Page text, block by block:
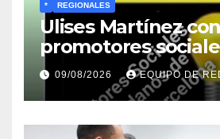
* REGIONALES
Ulises Martínez
promotores
encuentro
lunes en Barcelona en
de los apagones y
servicios
09/08/2026 EQUIPO DE